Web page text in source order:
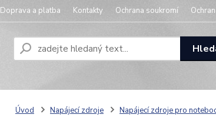
Doprava a platba Kontakty Ochrana soukromí
Úvod Napájecí zdroje Napájecí zdroje pro